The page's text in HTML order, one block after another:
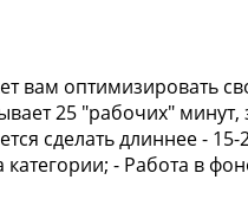
вам оптимизировать
25 "рабочих"
сделать длиннее -
категории; - Работа в